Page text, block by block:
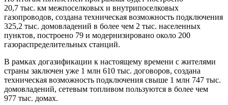
20,7 тыс. км межпоселковых и внутрипоселковых
газопроводов, создана техническая возможность подключения
325,2 тыс. домовладений в более чем 2 тыс. населенных
пунктов, построено 79 и модернизировано около 200
газораспределительных станций.
В рамках догазификации к настоящему времени с жителями
страны заключен уже 1 млн 610 тыс. договоров, создана
техническая возможность подключения свыше 1 млн 747 тыс.
домовладений, сетевым топливом пользуются в более чем
977 тыс. домах.